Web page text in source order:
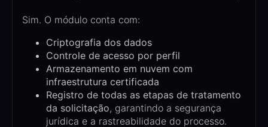
Sim. O módulo conta com:
Criptografia dos dados
Controle de acesso por perfil
Armazenamento em nuvem com
infraestrutura certificada
Registro de todas as etapas de tratamento
da solicitação, garantindo a segurança
jurídica e a rastreabilidade do processo.